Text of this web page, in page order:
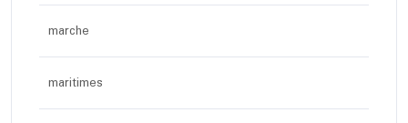
marche
maritimes